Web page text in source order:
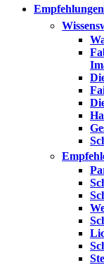
Empfehlungen